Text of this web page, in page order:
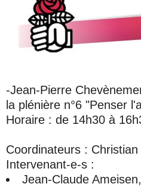
-Jean-Pierre
la plénière n°6 "Penser
Horaire : de 14h30 à
Coordinateurs :
Intervenant-e-s :
Jean-Claude